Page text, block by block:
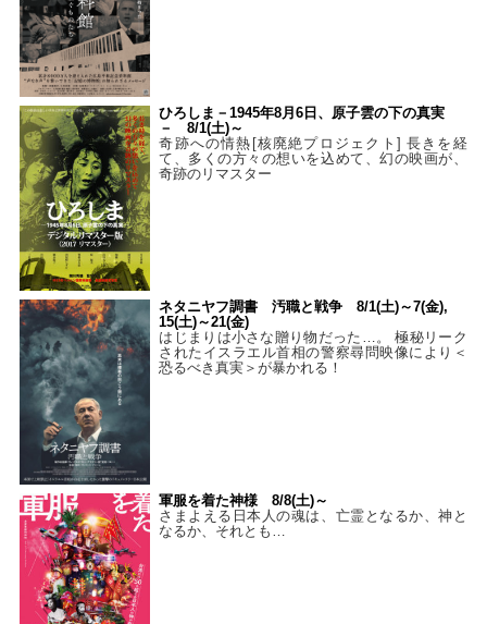
ひろしま－1945年8月6日、原子雲の下の真実
－ 8/1(土)～
奇跡への情熱[核廃絶プロジェクト] 長きを経
て、多くの方々の想いを込めて、幻の映画が、
奇跡のリマスター
ネタニヤフ調書 汚職と戦争 8/1(土)～7(金),
15(土)～21(金)
はじまりは小さな贈り物だった…。 極秘リーク
されたイスラエル首相の警察尋問映像により＜
恐るべき真実＞が暴かれる！
軍服を着た神様 8/8(土)～
さまよえる日本人の魂は、亡霊となるか、神と
なるか、それとも…